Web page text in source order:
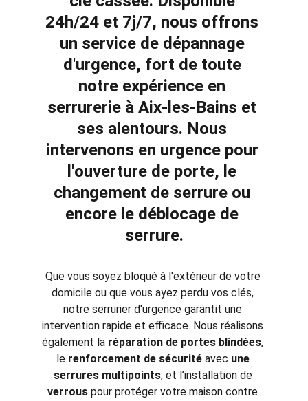
24h/24 et 7j/7, nous offrons
un service de dépannage
d'urgence, fort de toute
notre expérience en
serrurerie à Aix-les-Bains et
ses alentours. Nous
intervenons en urgence pour
l'ouverture de porte, le
changement de serrure ou
encore le déblocage de
serrure.
Que vous soyez bloqué à l'extérieur de votre
domicile ou que vous ayez perdu vos clés,
notre serrurier d'urgence garantit une
intervention rapide et efficace. Nous réalisons
également la réparation de portes blindées,
le renforcement de sécurité avec une
serrures multipoints, et l’installation de
verrous pour protéger votre maison contre